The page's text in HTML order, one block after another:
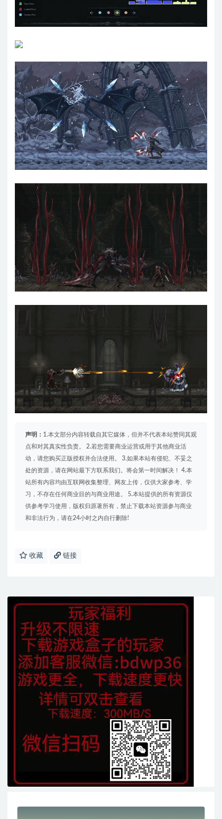
声明： 1.本文部分内容转载自其它媒体，但并不代表本站赞同其观
点和对其真实性负责。 2.若您需要商业运营或用于其他商业活
动，请您购买正版授权并合法使用。 3.如果本站有侵犯、不妥之
处的资源，请在网站最下方联系我们。将会第一时间解决！ 4.本
站所有内容均由互联网收集整理、网友上传，仅供大家参考、学
习，不存在任何商业目的与商业用途。 5.本站提供的所有资源仅
供参考学习使用，版权归原著所有，禁止下载本站资源参与商业
和非法行为，请在24小时之内自行删除!
收藏 链接